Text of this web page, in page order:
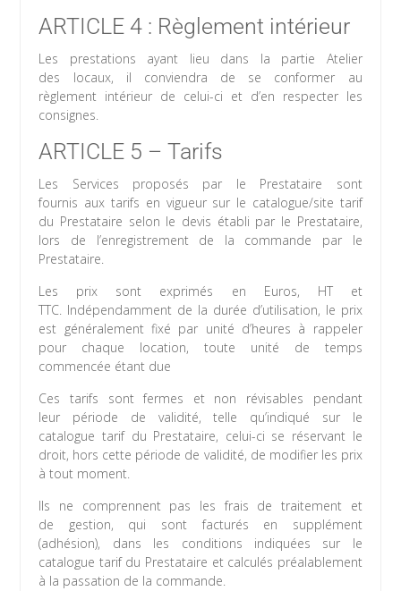
ARTICLE 4 : Règlement intérieur
Les prestations ayant lieu dans la partie Atelier
des locaux, il conviendra de se conformer au
règlement intérieur de celui-ci et d’en respecter les
consignes.
ARTICLE 5 – Tarifs
Les Services proposés par le Prestataire sont
fournis aux tarifs en vigueur sur le catalogue/site tarif
du Prestataire selon le devis établi par le Prestataire,
lors de l’enregistrement de la commande par le
Prestataire.
Les prix sont exprimés en Euros, HT et
TTC. Indépendamment de la durée d’utilisation, le prix
est généralement fixé par unité d’heures à rappeler
pour chaque location, toute unité de temps
commencée étant due
Ces tarifs sont fermes et non révisables pendant
leur période de validité, telle qu’indiqué sur le
catalogue tarif du Prestataire, celui-ci se réservant le
droit, hors cette période de validité, de modifier les prix
à tout moment.
Ils ne comprennent pas les frais de traitement et
de gestion, qui sont facturés en supplément
(adhésion), dans les conditions indiquées sur le
catalogue tarif du Prestataire et calculés préalablement
à la passation de la commande.